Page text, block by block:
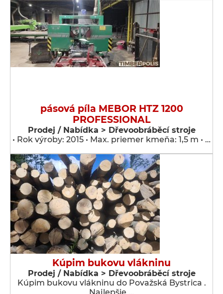
pásová píla MEBOR HTZ 1200
PROFESSIONAL
Prodej / Nabídka > Dřevoobráběcí stroje
• Rok výroby: 2015 • Max. priemer kmeňa: 1,5 m • …
Kúpim bukovu vlákninu
Prodej / Nabídka > Dřevoobráběcí stroje
Kúpim bukovu vlákninu do Považská Bystrica .